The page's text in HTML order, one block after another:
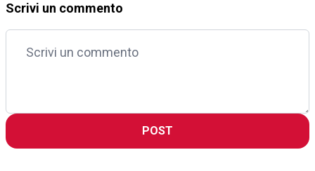
Scrivi un commento
POST